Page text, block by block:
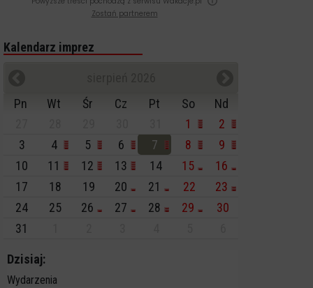
Zostań partnerem
Kalendarz imprez
Pn
Wt Śr Cz Pt So
Nd
1
2
3
4 5 6 7 8
9
10
11 12 13 14 15
16
17
18 19 20 21 22
23
24
25 26 27 28 29
30
31
Dzisiaj:
Wydarzenia